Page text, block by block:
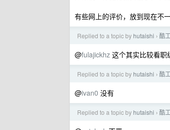
有些网上的评价，放到现在不一
Replied to a topic by hutaishi › 酷
@fulajickhz 这个其实比较看职
Replied to a topic by hutaishi › 酷
@ivan0 没有
Replied to a topic by hutaishi › 酷